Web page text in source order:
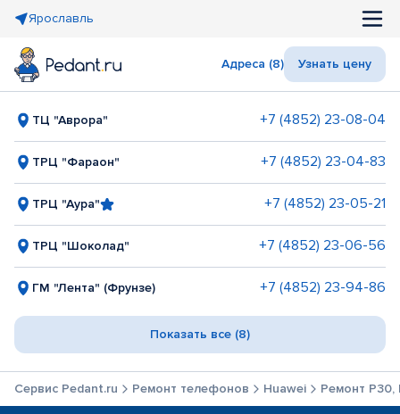
Ярославль
Адреса (8) Узнать цену
ТЦ "Аврора" +7 (4852) 23-08-04
ТРЦ "Фараон" +7 (4852) 23-04-83
ТРЦ "Аура" +7 (4852) 23-05-21
ТРЦ "Шоколад" +7 (4852) 23-06-56
ГМ "Лента" (Фрунзе) +7 (4852) 23-94-86
Показать все (8)
Сервис Pedant.ru Ремонт телефонов Huawei Ремонт P30,